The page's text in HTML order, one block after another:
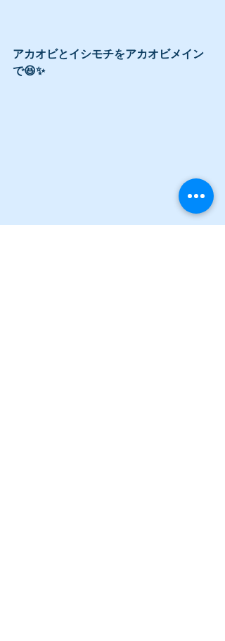
アカオビとイシモチをアカオビメイン
で😆✨